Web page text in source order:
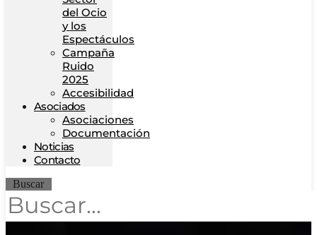
del Ocio
y los
Espectáculos
Campaña
Ruido
2025
Accesibilidad
Asociados
Asociaciones
Documentación
Noticias
Contacto
Buscar